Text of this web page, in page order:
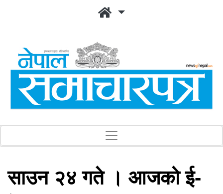
साउन २४ गते । आजको ई-